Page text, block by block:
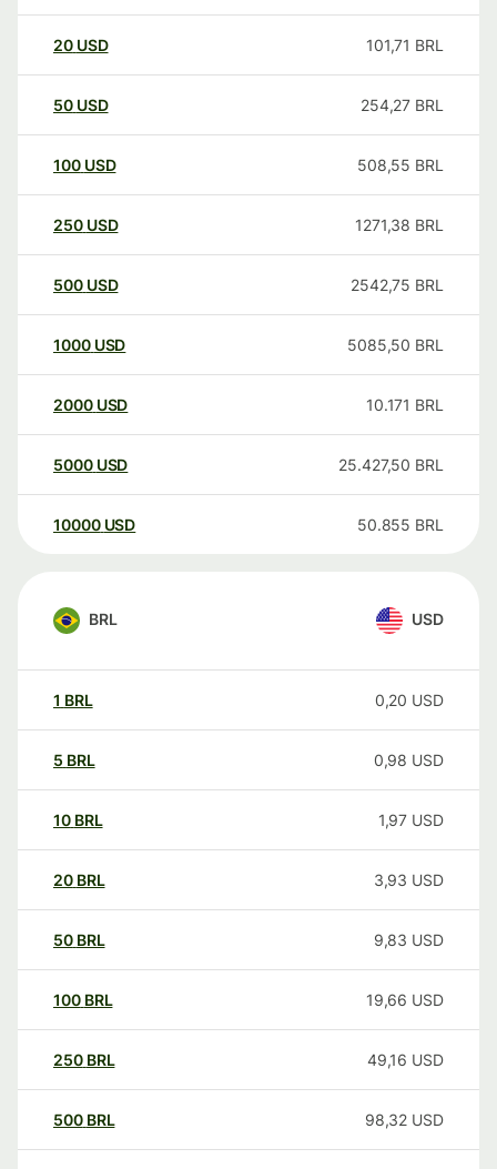
20 USD 101,71 BRL
50 USD 254,27 BRL
100 USD 508,55 BRL
250 USD 1271,38 BRL
500 USD 2542,75 BRL
1000 USD 5085,50 BRL
2000 USD 10.171 BRL
5000 USD 25.427,50 BRL
10000 USD 50.855 BRL
BRL USD
1 BRL 0,20 USD
5 BRL 0,98 USD
10 BRL 1,97 USD
20 BRL 3,93 USD
50 BRL 9,83 USD
100 BRL 19,66 USD
250 BRL 49,16 USD
500 BRL 98,32 USD